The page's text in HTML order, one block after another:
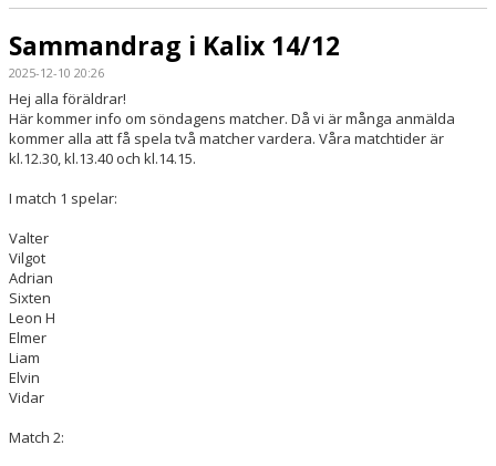
Sammandrag i Kalix 14/12
2025-12-10 20:26
Hej alla föräldrar!
Här kommer info om söndagens matcher. Då vi är många anmälda
kommer alla att få spela två matcher vardera. Våra matchtider är
kl.12.30, kl.13.40 och kl.14.15.
I match 1 spelar:
Valter
Vilgot
Adrian
Sixten
Leon H
Elmer
Liam
Elvin
Vidar
Match 2: